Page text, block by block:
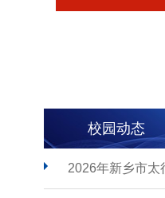
校园动态
2026年新乡市太